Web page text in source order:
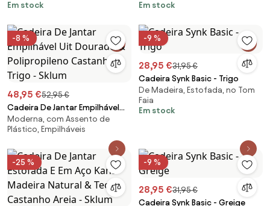
Em stock
Em stock
-8 %
48,95 €52,95 €
Cadeira De Jantar Empilhável
Uit Dourado & Polipropileno
Castanho Trigo - Sklum
Moderna, com Assento de
Plástico, Empilháveis
-9 %
28,95 €31,95 €
Cadeira Synk Basic - Trigo
De Madeira, Estofada, no Tom
Faia
Em stock
-25 % -9 %
28,95 €31,95 €
Cadeira Synk Basic - Greige